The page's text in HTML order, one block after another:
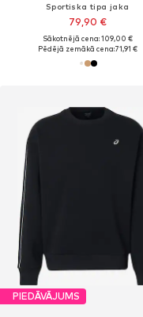
Sportiska tipa jaka
79,90 €
Sākotnējā cena: 109,00 €
Pēdējā zemākā cena:71,91 €
PIEDĀVĀJUMS